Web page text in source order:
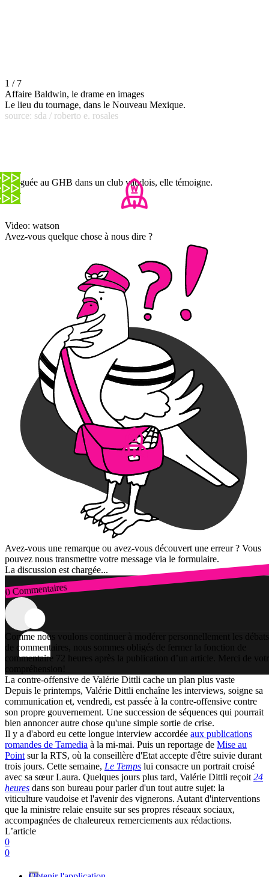
1 / 7
Affaire Baldwin, le drame en images
Le lieu du tournage, dans le Nouveau Mexique.
source: sda / roberto e. rosales
Droguée au GHB dans un club vaudois, elle témoigne.
Video: watson
Avez-vous quelque chose à nous dire ?
Avez-vous une remarque ou avez-vous découvert une erreur ? Vous
pouvez nous transmettre votre message via le formulaire.
La discussion est chargée...
0 Commentaires
Connexion
Comme nous voulons continuer à modérer personnellement les débats
de commentaires, nous sommes obligés de fermer la fonction de
commentaire 72 heures après la publication d’un article. Merci de
compréhension!
La contre-offensive de Valérie Dittli cache un plan plus vaste
Depuis le printemps, Valérie Dittli enchaîne les interviews, soigne sa
communication et, vendredi, est passée à la contre-offensive contre
son propre gouvernement. Une succession de séquences qui pourrait
bien annoncer autre chose qu'une simple sortie de crise.
Il y a d'abord eu cette longue interview accordée aux publications
romandes de Tamedia à la mi-mai. Puis un reportage de Mise au
Point sur la RTS, où la conseillère d'Etat accepte d'être suivie durant
trois jours. Cette semaine, Le Temps lui consacre un portrait croisé
avec sa sœur Laura. Quelques jours plus tard, Valérie Dittli reçoit 24
heures dans son bureau pour parler d'un tout autre sujet: la
viticulture vaudoise et l'avenir des vignerons. Autant d'interventions
que la ministre relaie ensuite sur ses propres réseaux sociaux,
accompagnées de chaleureux remerciements aux rédactions.
L’article
0
0